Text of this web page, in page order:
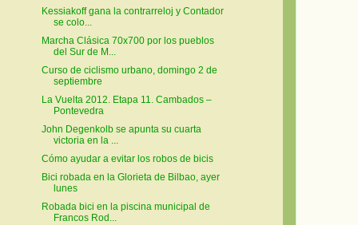
Kessiakoff gana la contrarreloj y Contador
se colo...
Marcha Clásica 70x700 por los pueblos
del Sur de M...
Curso de ciclismo urbano, domingo 2 de
septiembre
La Vuelta 2012. Etapa 11. Cambados –
Pontevedra
John Degenkolb se apunta su cuarta
victoria en la ...
Cómo ayudar a evitar los robos de bicis
Bici robada en la Glorieta de Bilbao, ayer
lunes
Robada bici en la piscina municipal de
Francos Rod...